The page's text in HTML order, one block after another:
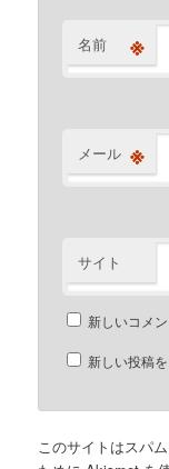
名前 ※
メール ※
サイト
新しいコメ
新しい投稿
このサイトはスパ